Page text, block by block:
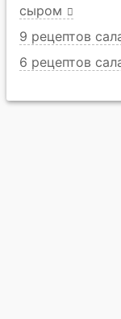
сыром
9 рецептов
6 рецептов